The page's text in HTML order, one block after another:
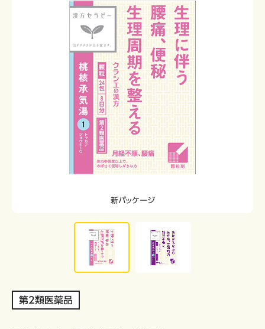
第2類医薬品
新パッケージ